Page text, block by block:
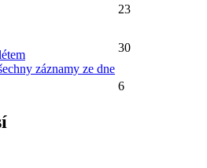
23
záznamy ze dne
30
6